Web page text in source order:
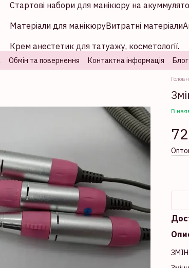
Стартові набори для манікюру на
Матеріали для манікюруВитратні матеріали
Крем анестетик для татуажу, косметології.
Обмін та повернення Контактна інформація Блог
В